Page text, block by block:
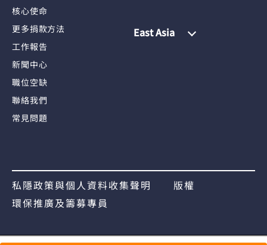
核心使命
更多捐款方法
工作報告
新聞中心
職位空缺
聯絡我們
常見問題
East Asia
私隱政策與個人資料收集聲明
版權
環保推廣及籌募專員